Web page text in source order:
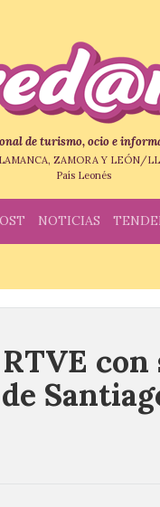
de turismo, ocio e
ZAMORA Y LEÓN/
País Leonés
NOTICIAS
con